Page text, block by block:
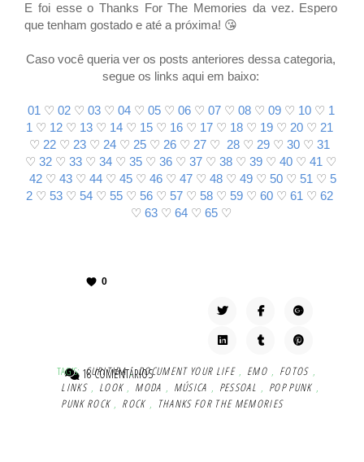
E foi esse o Thanks For The Memories da vez. Espero
que tenham gostado e até a próxima! 😘
Caso você queriaver os posts anteriores dessa categoria,
segue os links aqui em baixo:
01♡ 02♡ 03♡ 04♡ 05♡ 06♡ 07♡ 08♡ 09♡ 10 ♡ 1
1♡ 12♡ 13♡ 14♡ 15♡ 16♡ 17♡ 18♡ 19♡ 20 ♡ 21
♡ 22♡ 23♡ 24♡ 25♡ 26♡ 27 ♡ 28 ♡ 29 ♡ 30 ♡ 31
♡32 ♡33 ♡34 ♡35 ♡36 ♡37 ♡38 ♡39 ♡40 ♡41 ♡
42 ♡ 43 ♡ 44 ♡ 45 ♡ 46 ♡ 47 ♡ 48 ♡ 49 ♡ 50 ♡ 51 ♡ 5
2 ♡ 53 ♡ 54 ♡ 55 ♡ 56 ♡ 57 ♡ 58 ♡ 59 ♡ 60 ♡ 61 ♡ 62
♡ 63 ♡ 64 ♡ 65 ♡
18 COMENTÁRIOS
0
TAG'S: CURITIBA , DOCUMENT YOUR LIFE , EMO , FOTOS ,
LINKS , LOOK , MODA , MÚSICA , PESSOAL , POP PUNK ,
PUNK ROCK , ROCK , THANKS FOR THE MEMORIES